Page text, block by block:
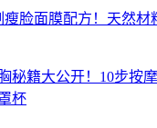
瘦脸面膜配方！天然材
秘籍大公开！10步按
杯